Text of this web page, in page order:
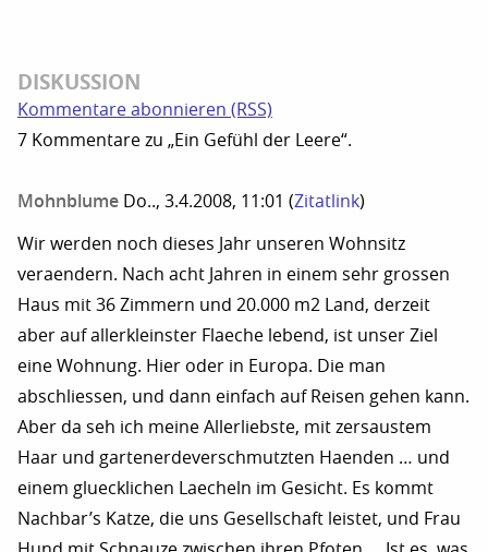
DISKUSSION
Kommentare abonnieren (RSS)
7 Kommentare zu „Ein Gefühl der Leere“.
Mohnblume Do.., 3.4.2008, 11:01 (Zitatlink)
Wir werden noch dieses Jahr unseren Wohnsitz
veraendern. Nach acht Jahren in einem sehr grossen
Haus mit 36 Zimmern und 20.000 m2 Land, derzeit
aber auf allerkleinster Flaeche lebend, ist unser Ziel
eine Wohnung. Hier oder in Europa. Die man
abschliessen, und dann einfach auf Reisen gehen kann.
Aber da seh ich meine Allerliebste, mit zersaustem
Haar und gartenerdeverschmutzten Haenden … und
einem gluecklichen Laecheln im Gesicht. Es kommt
Nachbar’s Katze, die uns Gesellschaft leistet, und Frau